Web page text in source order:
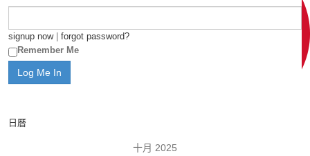
signup now| forgot password?
Remember Me
日曆
十月 2025